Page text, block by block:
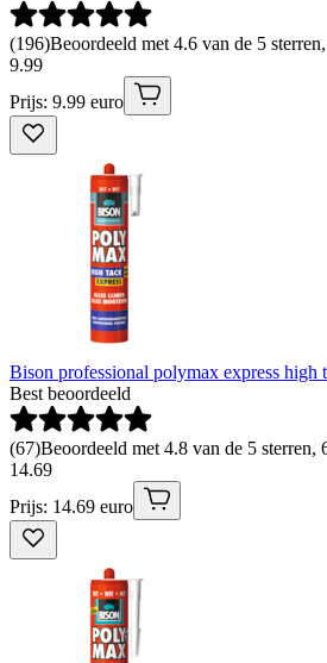
(196)Beoordeeld met 4.6 van de 5
9.99
Prijs: 9.99 euro
Bison professional polymax express high
Best beoordeeld
(67)Beoordeeld met 4.8 van de 5 sterren,
14.69
Prijs: 14.69 euro